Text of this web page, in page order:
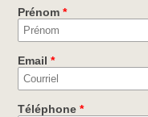
Prénom*
Email*
Téléphone*